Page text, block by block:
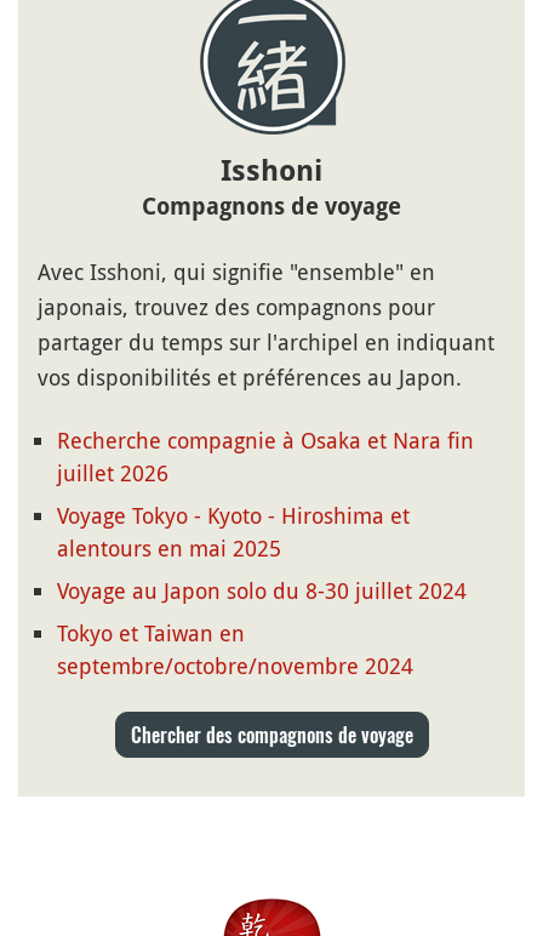
Isshoni
Compagnons de voyage
Avec Isshoni, qui signifie "ensemble" en
japonais, trouvez des compagnons pour
partager du temps sur l'archipel en indiquant
vos disponibilités et préférences au Japon.
Recherche compagnie à Osaka et Nara fin
juillet 2026
Voyage Tokyo - Kyoto - Hiroshima et
alentours en mai 2025
Voyage au Japon solo du 8-30 juillet 2024
Tokyo et Taiwan en
septembre/octobre/novembre 2024
Chercher des compagnons de voyage